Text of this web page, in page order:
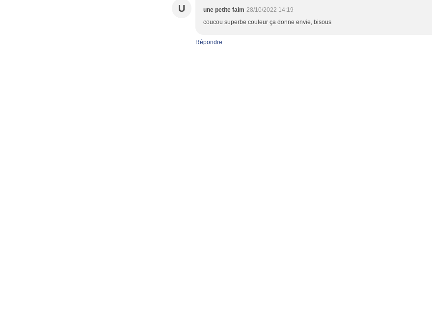
U une petite faim 28/10/2022 14:19
coucou superbe couleur ça donne envie, bisous
Répondre